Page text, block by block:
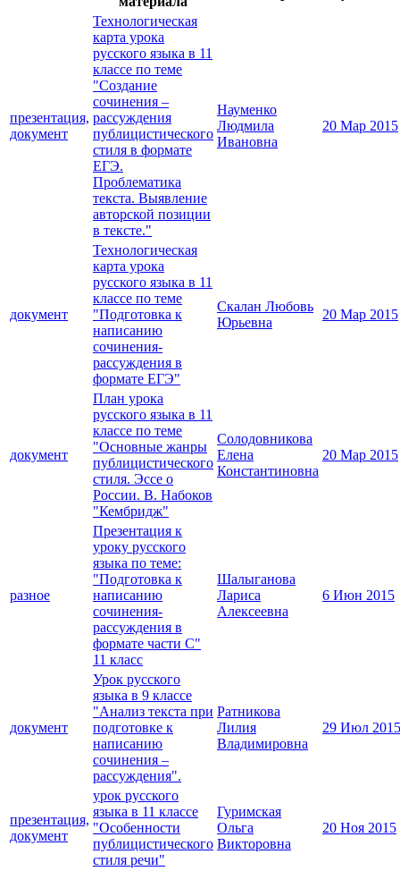
презентация,
документ
Технологическая
карта урока
русского языка в 11
классе по теме
"Создание
сочинения –
рассуждения
публицистического
стиля в формате
ЕГЭ.
Проблематика
текста. Выявление
авторской позиции
в тексте."
Науменко
Людмила
Ивановна
20 Мар 2015
документ
Технологическая
карта урока
русского языка в 11
классе по теме
"Подготовка к
написанию
сочинения-
рассуждения в
формате ЕГЭ"
Скалан Любовь
Юрьевна
20 Мар 2015
документ
План урока
русского языка в 11
классе по теме
"Основные жанры
публицистического
стиля. Эссе о
России. В. Набоков
"Кембридж"
Солодовникова
Елена
Константиновна
20 Мар 2015
разное
Презентация к
уроку русского
языка по теме:
"Подготовка к
написанию
сочинения-
рассуждения в
формате части С"
11 класс
Шалыганова
Лариса
Алексеевна
6 Июн 2015
документ
Урок русского
языка в 9 классе
"Анализ текста при
подготовке к
написанию
сочинения –
рассуждения".
Ратникова
Лилия
Владимировна
29 Июл 2015
презентация,
документ
урок русского
языка в 11 классе
"Особенности
публицистического
стиля речи"
Гуримская
Ольга
Викторовна
20 Ноя 2015